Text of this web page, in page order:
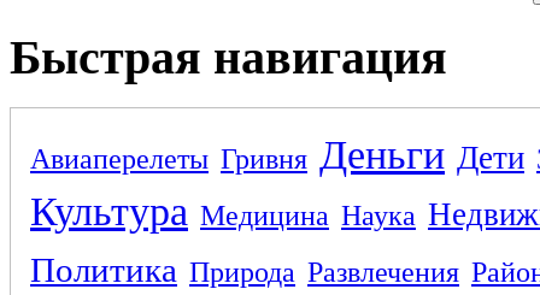
Быстрая навигация
Авиаперелеты Гривня Деньги Дети
Культура Медицина Наука
Политика Природа Развлечения